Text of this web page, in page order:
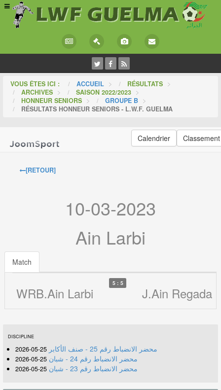
VOUS ÊTES ICI : ACCUEIL > RÉSULTATS >
ARCHIVES > SAISON 2022/2023 >
HONNEUR SENIORS > GROUPE B >
RÉSULTATS HONNEUR SENIORS - L.W.F. GUELMA
Calendrier Classement
[RETOUR]
10-03-2023
Ain Larbi
Match
WRB.Ain Larbi
5 : 5
J.Ain Regada
DISCIPLINE
محضر الانضباط رقم 25 - صنف الأكابر 25-05-2026
محضر الانضباط رقم 24 - شبان 25-05-2026
محضر الانضباط رقم 23 - شبان 25-05-2026